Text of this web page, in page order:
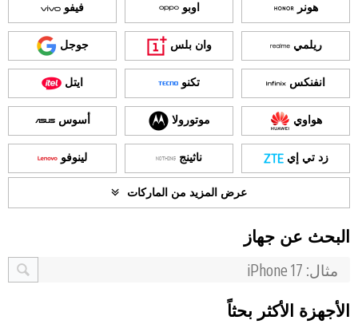
هونر اوبو فيفو
ريلمي وان بلس جوجل
انفنكس تكنو ايتل
هواوي موتورولا أسوس
زد تي إي ناثينج لينوفو
عرض المزيد من الماركات
البحث عن جهاز
الأجهزة الأكثر بحثاً